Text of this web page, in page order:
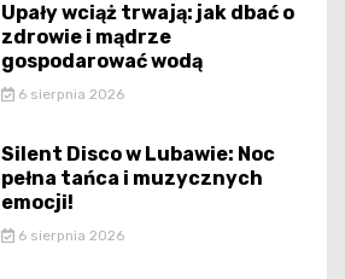
Upały wciąż trwają: jak dbać o
zdrowie i mądrze
gospodarować wodą
6 sierpnia 2026
Silent Disco w Lubawie: Noc
pełna tańca i muzycznych
emocji!
6 sierpnia 2026